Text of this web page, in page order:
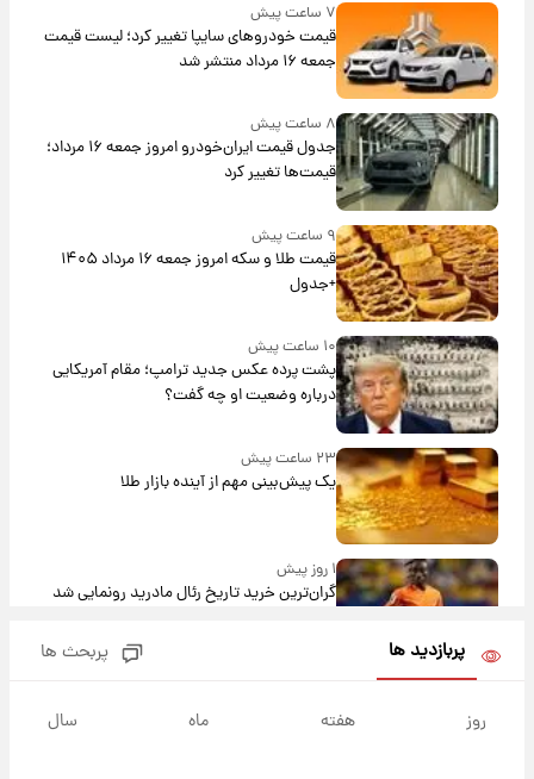
۷ ساعت پیش
قیمت خودروهای سایپا تغییر کرد؛ لیست قیمت
جمعه ۱۶ مرداد منتشر شد
۸ ساعت پیش
جدول قیمت ایران‌خودرو امروز جمعه ۱۶ مرداد؛
قیمت‌ها تغییر کرد
۹ ساعت پیش
قیمت طلا و سکه امروز جمعه ۱۶ مرداد ۱۴۰۵
+جدول
۱۰ ساعت پیش
پشت پرده عکس جدید ترامپ؛ مقام آمریکایی
درباره وضعیت او چه گفت؟
۲۳ ساعت پیش
یک پیش‌بینی مهم از آینده بازار طلا
۱ روز پیش
گران‌ترین خرید تاریخ رئال مادرید رونمایی شد
روزها پربارش‌تر خواهند بود؟
پربازدید ها پربحث ها
روز هفته ماه سال